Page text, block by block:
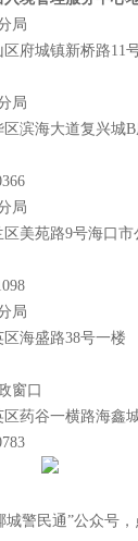
局
府城镇新桥路11
局
海大道复兴城B
局
苑路9号海口市
局
海盛路38号一楼
窗口
谷一横路海鑫
民通”公众号，